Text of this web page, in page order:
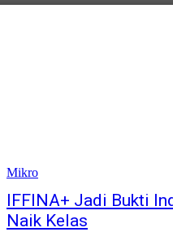
Mikro
IFFINA+ Jadi Bukti
Naik Kelas